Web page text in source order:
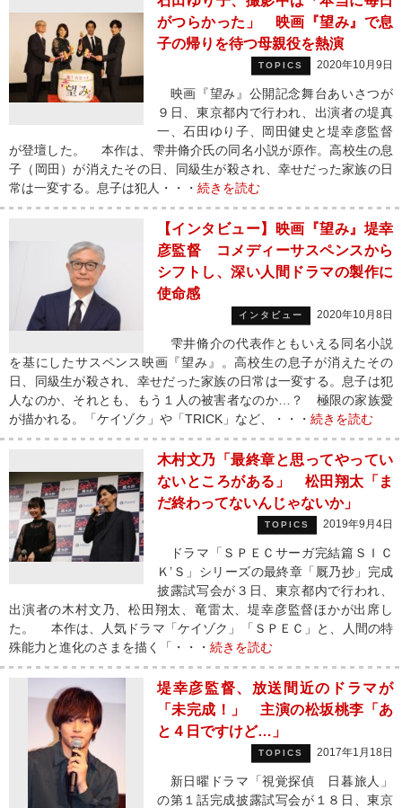
がつらかった」 映画『望み』で息
子の帰りを待つ母親役を熱演
TOPICS 2020年10月9日
映画『望み』公開記念舞台あいさつが
９日、東京都内で行われ、出演者の堤真
一、石田ゆり子、岡田健史と堤幸彦監督
が登壇した。 本作は、雫井脩介氏の同名小説が原作。高校生の息
子（岡田）が消えたその日、同級生が殺され、幸せだった家族の日
常は一変する。息子は犯人・・・ 続きを読む
【インタビュー】映画『望み』堤幸
彦監督 コメディーサスペンスから
シフトし、深い人間ドラマの製作に
使命感
インタビュー 2020年10月8日
雫井脩介の代表作ともいえる同名小説
を基にしたサスペンス映画『望み』。高校生の息子が消えたその
日、同級生が殺され、幸せだった家族の日常は一変する。息子は犯
人なのか、それとも、もう１人の被害者なのか…？ 極限の家族愛
が描かれる。「ケイゾク」や「TRICK」など、・・・ 続きを読む
木村文乃「最終章と思ってやってい
ないところがある」 松田翔太「ま
だ終わってないんじゃないか」
TOPICS 2019年9月4日
ドラマ「ＳＰＥＣサーガ完結篇ＳＩＣ
Ｋ’Ｓ」シリーズの最終章「厩乃抄」完成
披露試写会が３日、東京都内で行われ、
出演者の木村文乃、松田翔太、竜雷太、堤幸彦監督ほかが出席し
た。 本作は、人気ドラマ「ケイゾク」「ＳＰＥＣ」と、人間の特
殊能力と進化のさまを描く「・・・ 続きを読む
堤幸彦監督、放送間近のドラマが
「未完成！」 主演の松坂桃李「あ
と４日ですけど…」
TOPICS 2017年1月18日
新日曜ドラマ「視覚探偵 日暮旅人」
の第１話完成披露試写会が１８日、東京